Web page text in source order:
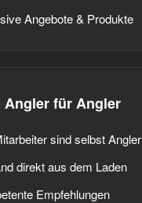
Angebote & Produkte
Angler für Angler
sind selbst Angler
direkt aus dem Laden
Empfehlungen